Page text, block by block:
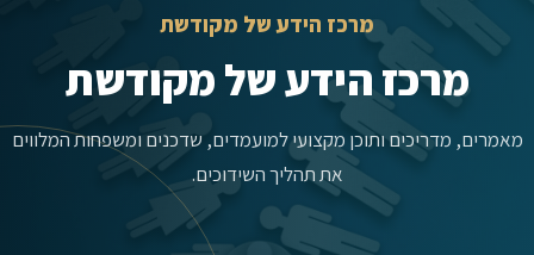
מרכז הידע של מקודשת
מרכז הידע של מקודשת
מאמרים, מדריכים ותוכן מקצועי למועמדים, שדכנים ומשפחות המלווים
את תהליך השידוכים.